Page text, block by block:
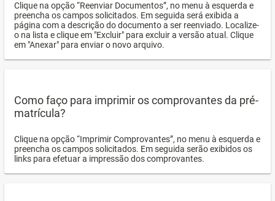
Clique na opção “Reenviar Documentos”, no menu à esquerda e
preencha os campos solicitados. Em seguida será exibida a
página com a descrição do documento a ser reenviado. Localize-
o na lista e clique em "Excluir" para excluir a versão atual. Clique
em "Anexar" para enviar o novo arquivo.
Como faço para imprimir os comprovantes da pré-
matrícula?
Clique na opção “Imprimir Comprovantes”, no menu à esquerda e
preencha os campos solicitados. Em seguida serão exibidos os
links para efetuar a impressão dos comprovantes.